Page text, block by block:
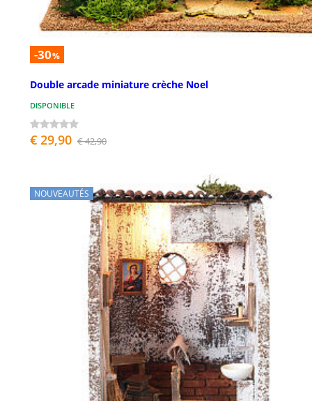
-30%
Double arcade miniature crèche Noel
DISPONIBLE
€ 29,90 € 42,90
NOUVEAUTÉS